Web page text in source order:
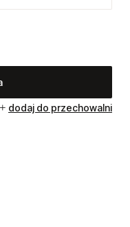
dodaj do przechowalni
płatności